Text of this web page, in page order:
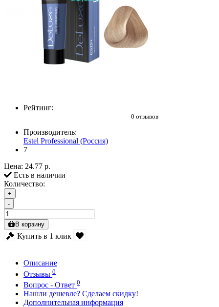
Рейтинг:
0 отзывов
Производитель:
Estel Professional (Россия)
7
Цена: 24.77 р.
Есть в наличии
Количество:
+
-
В корзину
Купить в 1 клик
Описание
Отзывы 0
Вопрос - Ответ 0
Нашли дешевле? Сделаем скидку!
Дополнительная информация